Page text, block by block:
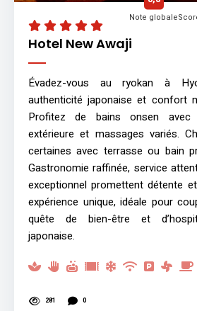
Hotel New Awaji
Note globale
Évadez-vous au ryokan à
authenticité japonaise et confort
Profitez de bains onsen avec
extérieure et massages variés.
certaines avec terrasse ou bain
Gastronomie raffinée, service
exceptionnel promettent détente
expérience unique, idéale pour
quête de bien-être et
japonaise.
281 0